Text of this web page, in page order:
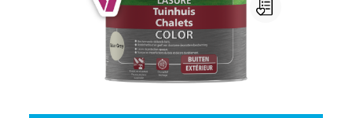
V33 Chalets Color
Couleur (V33/Plastor):Salar grey| Contenu: